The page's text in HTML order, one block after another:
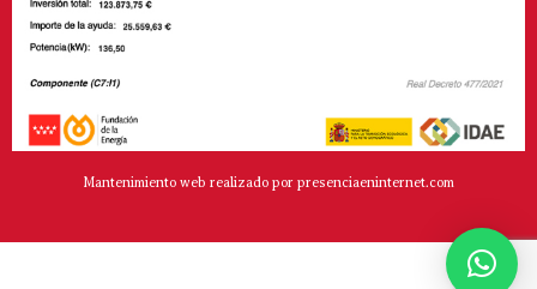
Mantenimiento web realizado por presenciaeninternet.com